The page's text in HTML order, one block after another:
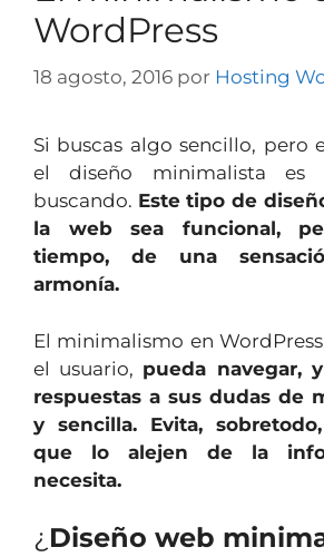
WordPress
18 agosto, 2016 por Hosting
Si buscas algo sencillo, pero
el diseño minimalista es
buscando. Este tipo de
la web sea funcional,
tiempo, de una
armonía.
El minimalismo en
el usuario, pueda navegar,
respuestas a sus dudas de
y sencilla. Evita,
que lo alejen de la
necesita.
¿ Diseño web